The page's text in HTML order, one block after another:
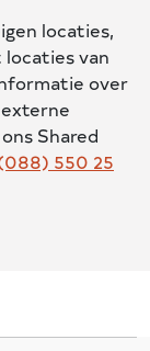
locaties,
van
over
Shared
550 25